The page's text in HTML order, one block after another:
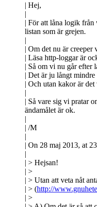
| Hej,
|
| För att låna logik från
listan som är grejen.
|
| Om det nu är
| Läsa http-loggar är
| Så om vi nu går efter
| Det är ju långt
| Och utan kakor är
|
| Så vare sig vi pratar
ändamålet är ok.
|
| /M
|
| On 28 maj 2013, at
|
| > Hejsan!
| >
| > Utan att veta nåt
| > (http://
| >